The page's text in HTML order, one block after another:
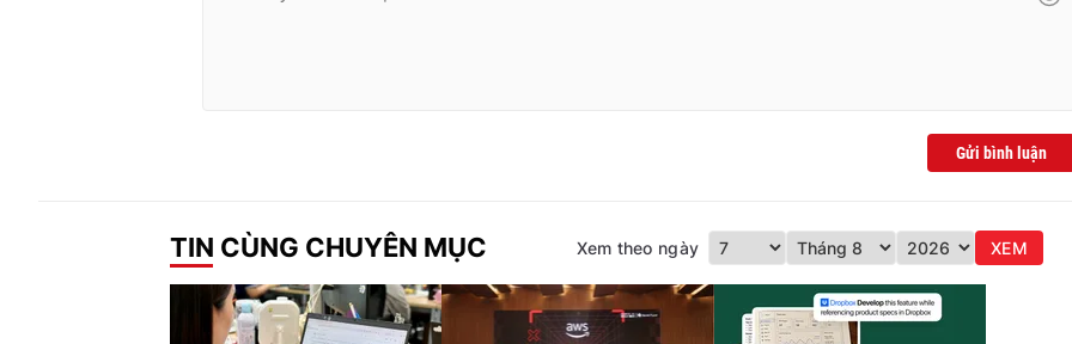
Gửi bình luận
TIN CÙNG CHUYÊN MỤC Xem theo ngày XEM